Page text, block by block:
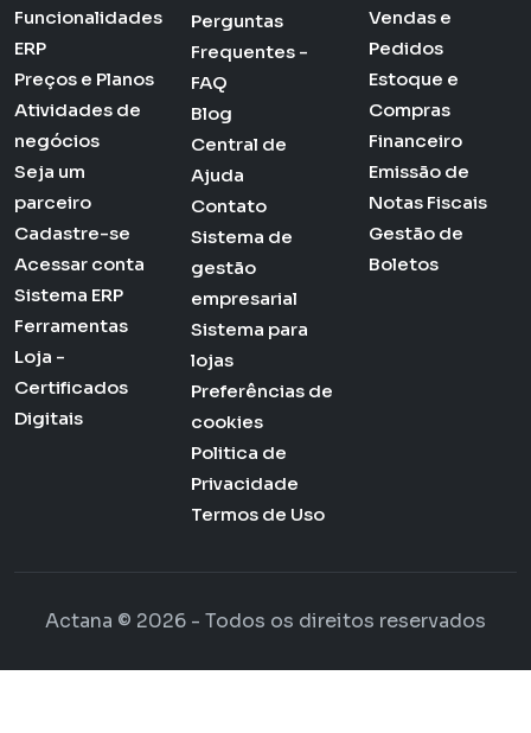
Funcionalidades
ERP
Preços e Planos
Atividades de
negócios
Seja um
parceiro
Cadastre-se
Acessar conta
Sistema ERP
Ferramentas
Loja -
Certificados
Digitais
Perguntas
Frequentes -
FAQ
Blog
Central de
Ajuda
Contato
Sistema de
gestão
empresarial
Sistema para
lojas
Preferências de
cookies
Politica de
Privacidade
Termos de Uso
Vendas e
Pedidos
Estoque e
Compras
Financeiro
Emissão de
Notas Fiscais
Gestão de
Boletos
Actana © 2026 - Todos os direitos reservados